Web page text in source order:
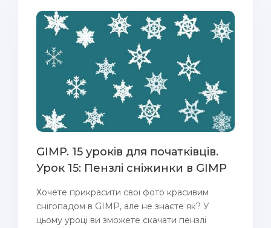
GIMP. 15 уроків для початківців.
Урок 15: Пензлі сніжинки в GIMP
Хочете прикрасити свої фото красивим
снігопадом в GIMP, але не знаєте як? У
цьому уроці ви зможете скачати пензлі